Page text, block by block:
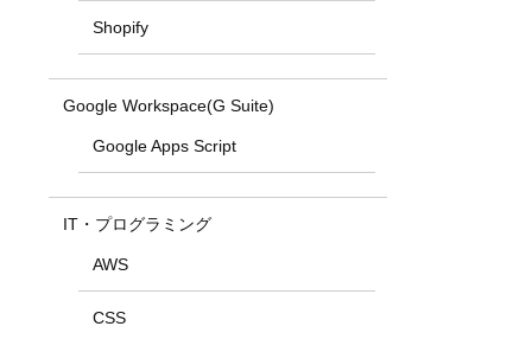
Shopify
Google Workspace(G Suite)
Google Apps Script
IT・プログラミング
AWS
CSS